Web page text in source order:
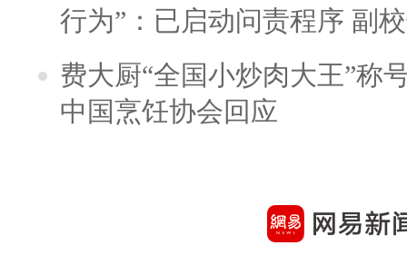
行为”：已启动问责程序 副
费大厨“全国小炒肉大王”称
中国烹饪协会回应